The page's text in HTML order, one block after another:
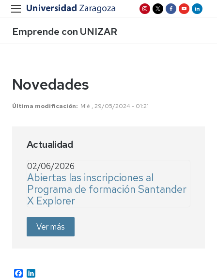
Emprende con UNIZAR
Novedades
Última modificación Mié , 29/05/2024 - 01:21
Actualidad
02/06/2026
Abiertas las inscripciones al
Programa de formación Santander
X Explorer
Ver más
Facebook